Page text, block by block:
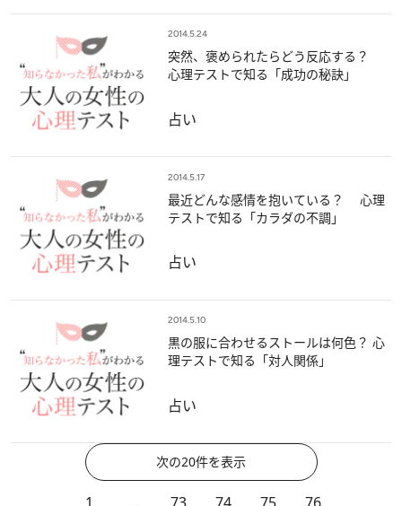
2014.5.24
突然、褒められたらどう反応する？
心理テストで知る「成功の秘訣」
占い
2014.5.17
最近どんな感情を抱いている？ 心理
テストで知る「カラダの不調」
占い
2014.5.10
黒の服に合わせるストールは何色？ 心
理テストで知る「対人関係」
占い
次の20件を表示